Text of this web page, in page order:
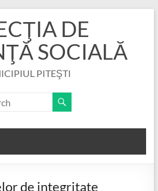
DE
SOCIALĂ
PITEŞTI
de integritate